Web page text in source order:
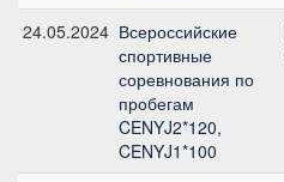
24.05.2024 Всероссийские
спортивные
соревнования по
пробегам
CENYJ2*120,
CENYJ1*100